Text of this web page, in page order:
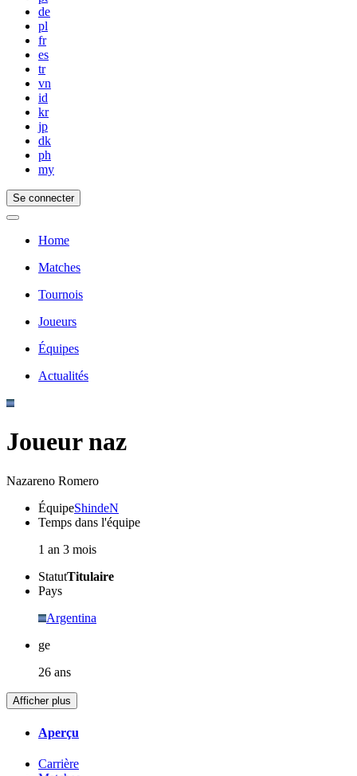
de
pl
fr
es
tr
vn
id
kr
jp
dk
ph
my
Se connecter
Home
Matches
Tournois
Joueurs
Équipes
Actualités
Joueur naz
Nazareno Romero
ÉquipeShindeN
Temps dans l'équipe
1 an 3 mois
StatutTitulaire
Pays
Argentina
ge
26 ans
Afficher plus
Aperçu
Carrière